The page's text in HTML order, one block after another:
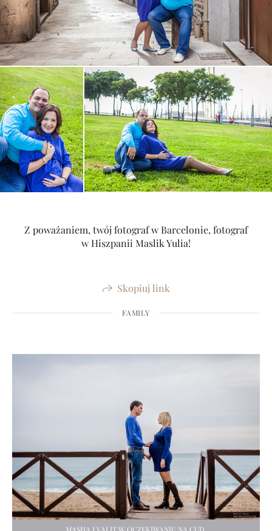
Z poważaniem, twój fotograf w Barcelonie, fotograf
w Hiszpanii Maslik Yulia!
Skopiuj link
FAMILY